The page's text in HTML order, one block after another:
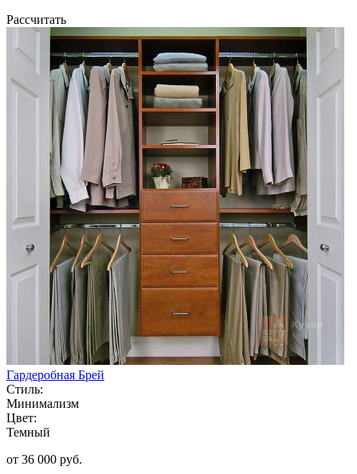
Рассчитать
Гардеробная Брей
Стиль:
Минимализм
Цвет:
Темный
от 36 000 руб.